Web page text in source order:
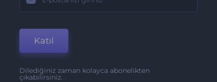
Katıl
Dilediğiniz zaman kolayca abonelikten
çıkabilirsiniz.